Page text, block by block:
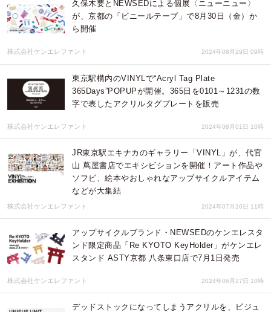
久保木要とNEWSEDによる個展〈ニューニュー〉
が、京都の「ビニールテープ」で8月30日（金）か
ら開催
株式会社ケンエレファント 2024年08月29日 09時
東京駅構内のVINYLで“Acryl Tag Plate
365Days”POPUPが開催。365日を0101～1231の数
字で表したアクリルタグプレートを販売
株式会社ケンエレファント 2024年08月01日 10時
JR東京駅エキナカのギャラリー「VINYL」が、代官
山 蔦屋書店でエキシビションを開催！アート作品や
ソフビ、絵本やおしゃれなアップサイクルアイテム
などが大集結
株式会社ケンエレファント 2024年07月26日 11時
アップサイクルブランド・NEWSEDのケンエレスタ
ンド限定商品「Re KYOTO KeyHolder」がケンエレ
スタンド ASTY京都 八条東口店で7月1日発売
株式会社ケンエレファント 2024年06月27日 10時
デッドストックになってしまうアクリルを、ビジュ